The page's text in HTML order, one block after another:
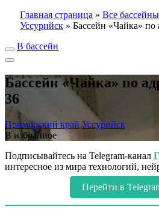
Главная страница » Все бассейны
Уссурийск » Бассейн «Чайка»
В бассейн
Бассейн «Чайка» по
36
Приморский край Уссурийск
В избранное
Подписывайтесь на Telegram-канал
интересное из мира технологий,
Перейти в